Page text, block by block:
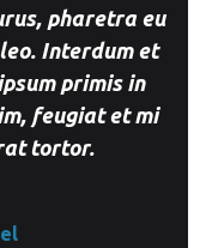
pharetra eu
Interdum et
primis in
feugiat et mi
tortor.